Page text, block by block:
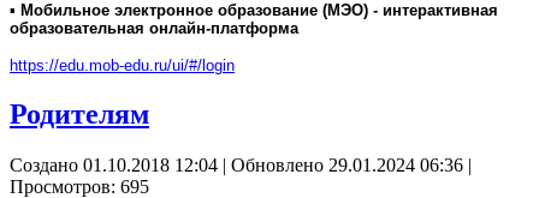
▪ Мобильное электронное образование (МЭО) - интерактивная
образовательная онлайн-платформа
https://edu.mob-edu.ru/ui/#/login
Родителям
Создано 01.10.2018 12:04 | Обновлено 29.01.2024 06:36 |
Просмотров: 695